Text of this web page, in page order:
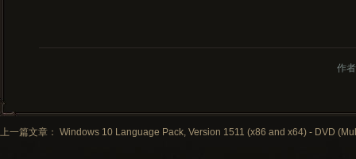
作
上一篇文章： Windows 10 Language Pack, Version 1511 (x86 and x64) - DVD